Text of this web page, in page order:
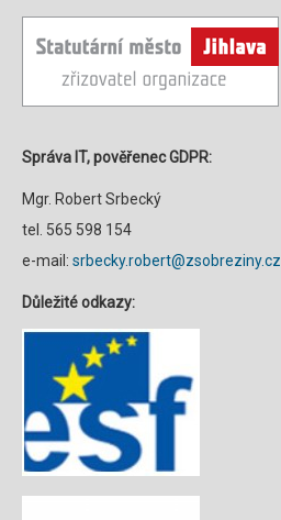
Správa IT, pověřenec GDPR:
Mgr. Robert Srbecký
tel. 565 598 154
e-mail: srbecky.robert@zsobreziny.cz
Důležité odkazy: